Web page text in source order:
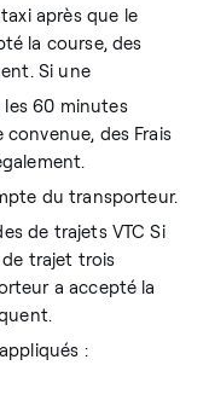
après que le
la course, des
Si une
60 minutes
des Frais
du transporteur.
de trajets VTC Si
trajet trois
a accepté la
: